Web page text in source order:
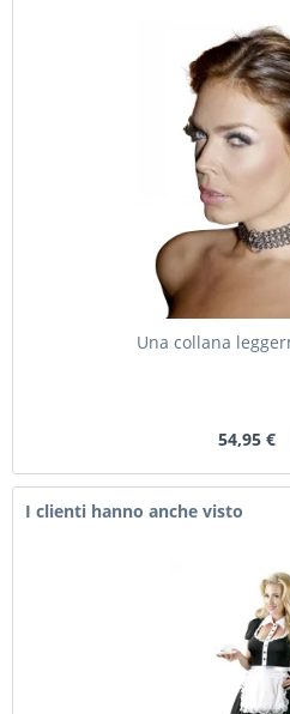
Una collana
54,95 €
I clienti hanno anche visto